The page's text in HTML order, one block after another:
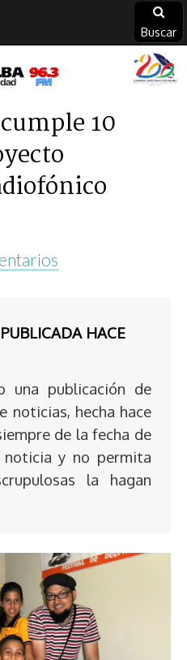
Buscar
10
HACE
una publicación de
noticias, hecha hace
de la fecha de
noticia y no permita
la hagan